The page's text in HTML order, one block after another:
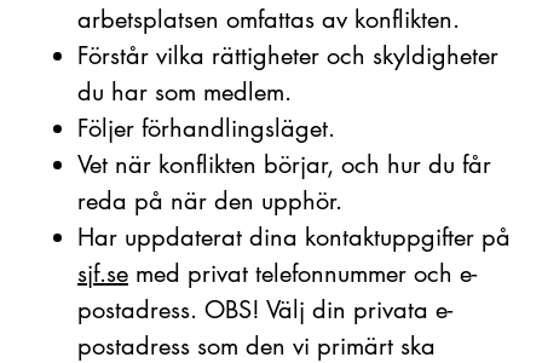
arbetsplatsen omfattas av konflikten.
Förstår vilka rättigheter och skyldigheter
du har som medlem.
Följer förhandlingsläget.
Vet när konflikten börjar, och hur du får
reda på när den upphör.
Har uppdaterat dina kontaktuppgifter på
sjf.se med privat telefonnummer och e-
postadress. OBS! Välj din privata e-
postadress som den vi primärt ska